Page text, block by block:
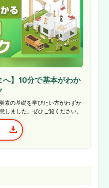
へ】10分で基本がわか
素の基礎を学びたい方がわずか
しました。ぜひご覧ください。